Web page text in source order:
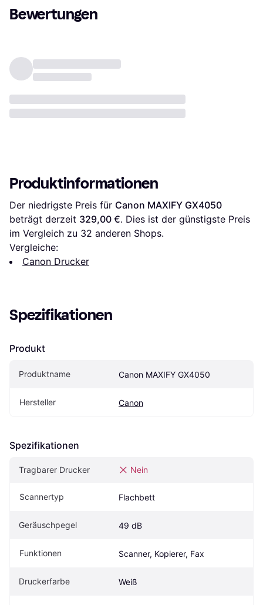
Bewertungen
Produktinformationen
Der niedrigste Preis für Canon MAXIFY GX4050
beträgt derzeit 329,00 €. Dies ist der günstigste Preis
im Vergleich zu 32 anderen Shops.
Vergleiche:
Canon Drucker
Spezifikationen
Produkt
Produktname Canon MAXIFY GX4050
Hersteller Canon
Spezifikationen
Tragbarer Drucker Nein
Scannertyp Flachbett
Geräuschpegel 49 dB
Funktionen Scanner, Kopierer, Fax
Druckerfarbe Weiß